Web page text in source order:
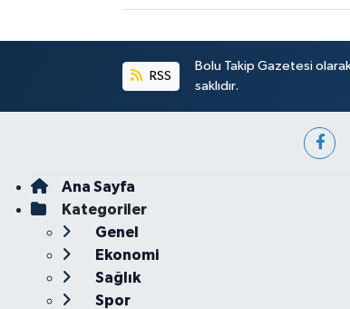
RSS
Bolu Takip Gazetesi
saklıdır.
Ana Sayfa
Kategoriler
Genel
Ekonomi
Sağlık
Spor